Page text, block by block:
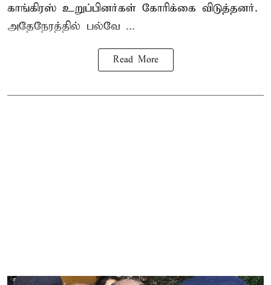
காங்கிரஸ் உறுப்பினர்கள் கோரிக்கை விடுத்தனர்.
அதேநேரத்தில் பல்வே ...
Read More